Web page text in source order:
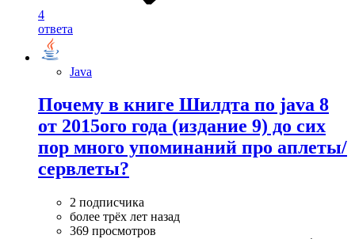
4
ответа
Java
Почему в книге Шилдта по java 8
от 2015ого года (издание 9) до сих
пор много упоминаний про аплеты/
сервлеты?
2 подписчика
более трёх лет назад
369 просмотров